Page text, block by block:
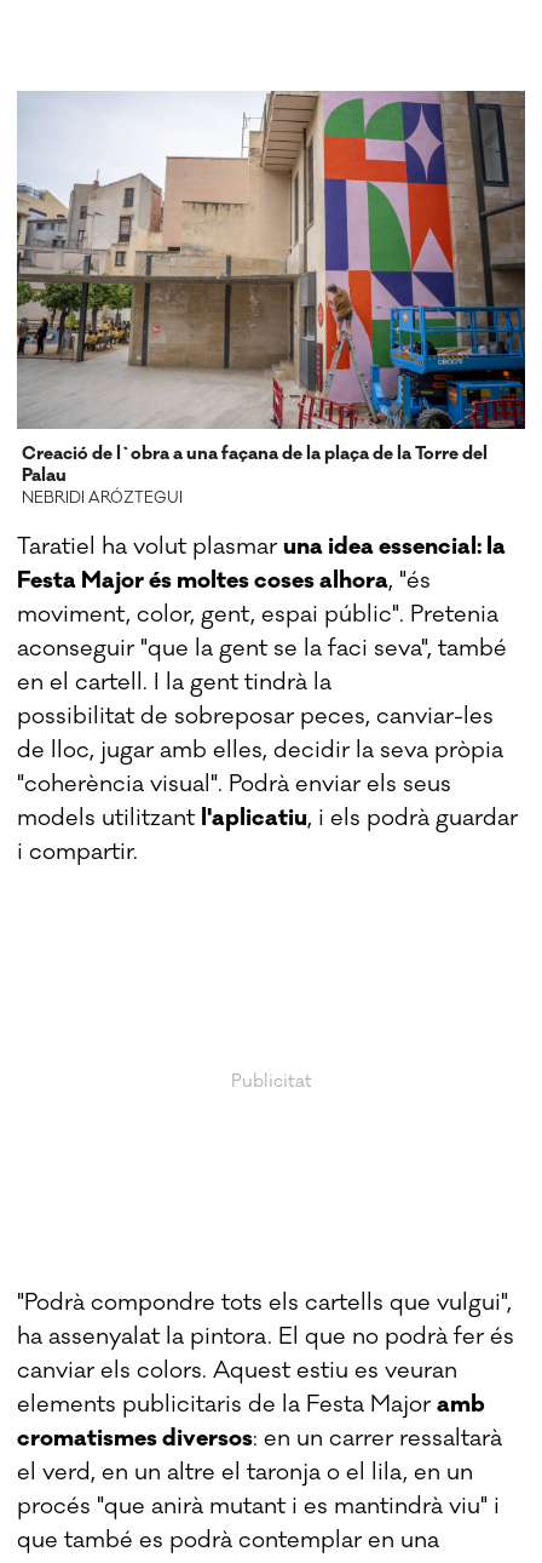
Creació de l`obra a una façana de la plaça de la Torre del
Palau
NEBRIDI ARÓZTEGUI
Taratiel ha volut plasmar una idea essencial: la
Festa Major és moltes coses alhora, "és
moviment, color, gent, espai públic". Pretenia
aconseguir "que la gent se la faci seva", també
en el cartell. I la gent tindrà la
possibilitat de sobreposar peces, canviar-les
de lloc, jugar amb elles, decidir la seva pròpia
"coherència visual". Podrà enviar els seus
models utilitzant l'aplicatiu, i els podrà guardar
i compartir.
"Podrà compondre tots els cartells que vulgui",
ha assenyalat la pintora. El que no podrà fer és
canviar els colors. Aquest estiu es veuran
elements publicitaris de la Festa Majoramb
cromatismes diversos: en un carrer ressaltarà
el verd, en un altre el taronja o el lila, en un
procés "que anirà mutant i es mantindrà viu" i
que també es podrà contemplar en una